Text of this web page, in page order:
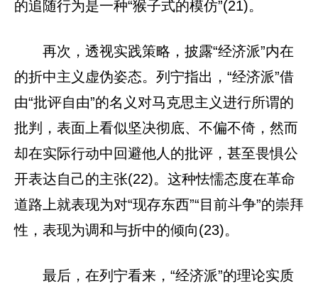
的追随行为是一种“猴子式的模仿”(21)。
再次，透视实践策略，披露“经济派”内在
的折中主义虚伪姿态。列宁指出，“经济派”借
由“批评自由”的名义对马克思主义进行所谓的
批判，表面上看似坚决彻底、不偏不倚，然而
却在实际行动中回避他人的批评，甚至畏惧公
开表达自己的主张(22)。这种怯懦态度在革命
道路上就表现为对“现存东西”“目前斗争”的崇拜
性，表现为调和与折中的倾向(23)。
最后，在列宁看来，“经济派”的理论实质